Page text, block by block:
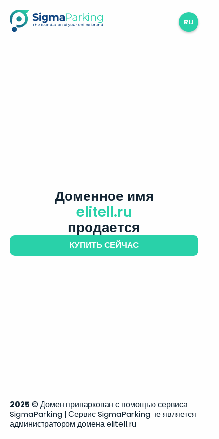
RU
Доменное имя
elitell.ru
продается
КУПИТЬ СЕЙЧАС
2025 © Домен припаркован с помощью сервиса
SigmaParking | Сервис SigmaParking не является
администратором домена elitell.ru